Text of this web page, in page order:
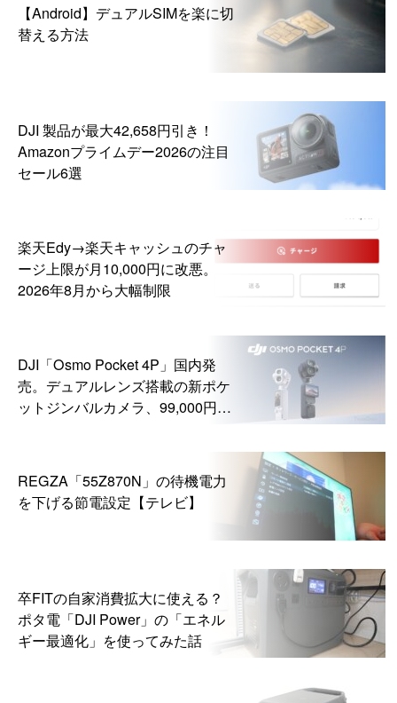
【Android】デュアルSIMを楽に切
替える方法
DJI 製品が最大42,658円引き！
Amazonプライムデー2026の注目
セール6選
楽天Edy→楽天キャッシュのチャ
ージ上限が月10,000円に改悪。
2026年8月から大幅制限
DJI「Osmo Pocket 4P」国内発
売。デュアルレンズ搭載の新ポケ
ットジンバルカメラ、99,000円か
REGZA「55Z870N」の待機電力
を下げる節電設定【テレビ】
卒FITの自家消費拡大に使える？
ポタ電「DJI Power」の「エネル
ギー最適化」を使ってみた話